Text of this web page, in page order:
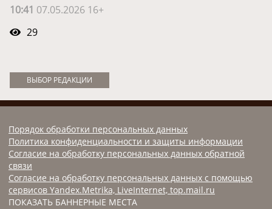
10:41 07.05.2026 16+
29
ВЫБОР РЕДАКЦИИ
Порядок обработки персональных данных
Политика конфиденциальности и защиты информации
Согласие на обработку персональных данных обратной
связи
Согласие на обработку персональных данных с помощью
сервисов Yandex.Metrika, LiveInternet, top.mail.ru
ПОКАЗАТЬ БАННЕРНЫЕ МЕСТА